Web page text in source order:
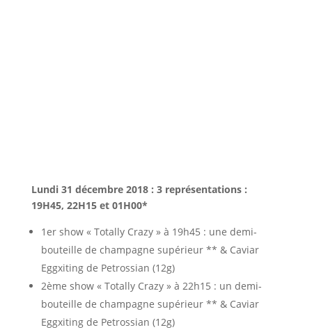
Lundi 31 décembre 2018 : 3 représentations :
19H45, 22H15 et 01H00*
1er show « Totally Crazy » à 19h45 : une demi-
bouteille de champagne supérieur ** & Caviar
Eggxiting de Petrossian (12g)
2ème show « Totally Crazy » à 22h15 : un demi-
bouteille de champagne supérieur ** & Caviar
Eggxiting de Petrossian (12g)